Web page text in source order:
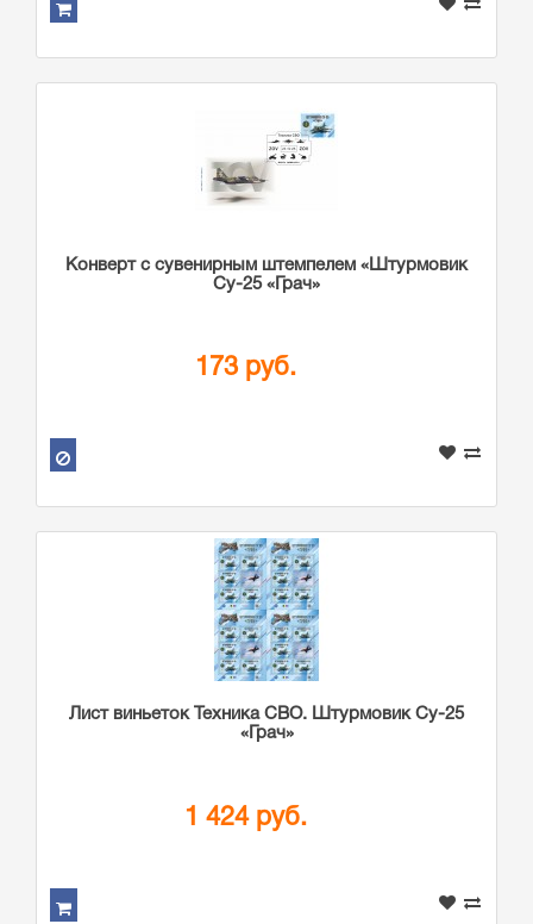
Конверт с сувенирным штемпелем «Штурмовик
Су-25 «Грач»
173 руб.
Лист виньеток Техника СВО. Штурмовик Су-25
«Грач»
1 424 руб.